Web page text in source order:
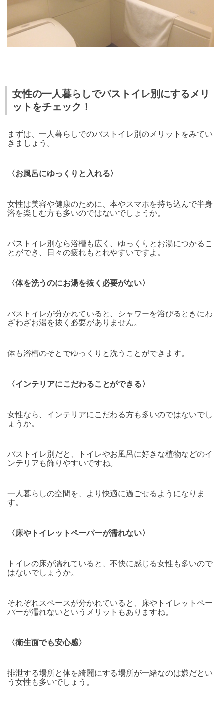
女性の一人暮らしでバストイレ別にするメリ
ットをチェック！
まずは、一人暮らしでのバストイレ別のメリットをみてい
きましょう。
〈お風呂にゆっくりと入れる〉
女性は美容や健康のために、本やスマホを持ち込んで半身
浴を楽しむ方も多いのではないでしょうか。
バストイレ別なら浴槽も広く、ゆっくりとお湯につかるこ
とができ、日々の疲れもとれやすいですよ。
〈体を洗うのにお湯を抜く必要がない〉
バストイレが分かれていると、シャワーを浴びるときにわ
ざわざお湯を抜く必要がありません。
体も浴槽のそとでゆっくりと洗うことができます。
〈インテリアにこだわることができる〉
女性なら、インテリアにこだわる方も多いのではないでし
ょうか。
バストイレ別だと、トイレやお風呂に好きな植物などのイ
ンテリアも飾りやすいですね。
一人暮らしの空間を、より快適に過ごせるようになりま
す。
〈床やトイレットペーパーが濡れない〉
トイレの床が濡れていると、不快に感じる女性も多いので
はないでしょうか。
それぞれスペースが分かれていると、床やトイレットペー
パーが濡れないというメリットもありますね。
〈衛生面でも安心感〉
排泄する場所と体を綺麗にする場所が一緒なのは嫌だとい
う女性も多いでしょう。